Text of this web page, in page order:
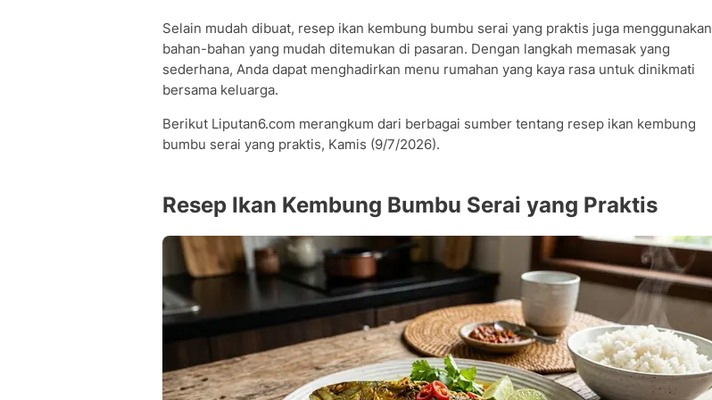
Selain mudah dibuat, resep ikan kembung bumbu serai yang praktis juga menggunakan
bahan-bahan yang mudah ditemukan di pasaran. Dengan langkah memasak yang
sederhana, Anda dapat menghadirkan menu rumahan yang kaya rasa untuk dinikmati
bersama keluarga.
Berikut Liputan6.com merangkum dari berbagai sumber tentang resep ikan kembung
bumbu serai yang praktis, Kamis (9/7/2026).
Resep Ikan Kembung Bumbu Serai yang Praktis